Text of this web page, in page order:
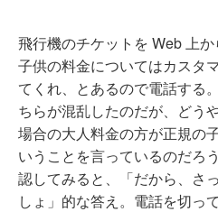
飛行機のチケットを Web 上か
子供の料金についてはカスタ
てくれ、とあるので電話する
ちらが混乱したのだが、どう
場合の大人料金の方が正規の
いうことを言っているのだろ
認してみると、「だから、さ
しょ」的な答え。電話を切っ